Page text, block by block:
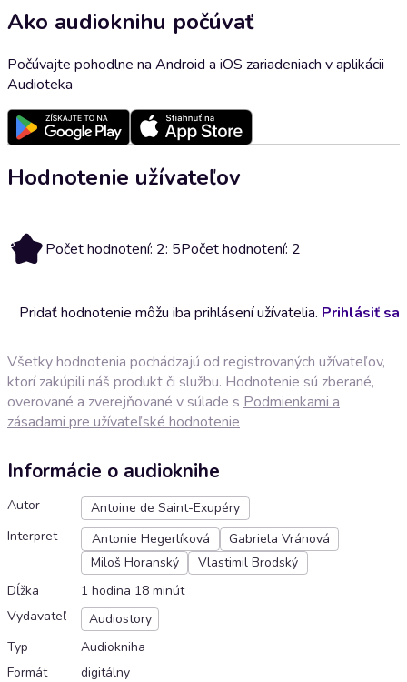
Ako audioknihu počúvať
Počúvajte pohodlne na Android a iOS zariadeniach v aplikácii
Audioteka
Hodnotenie užívateľov
5 Počet hodnotení: 2: 5Počet hodnotení: 2
Pridať hodnotenie môžu iba prihlásení užívatelia. Prihlásiť sa
Všetky hodnotenia pochádzajú od registrovaných užívateľov,
ktorí zakúpili náš produkt či službu. Hodnotenie sú zberané,
overované a zverejňované v súlade s Podmienkami a
zásadami pre užívateľské hodnotenie
Informácie o audioknihe
Autor
Antoine de Saint-Exupéry
Interpret
Antonie Hegerlíková
Gabriela Vránová
Miloš Horanský
Vlastimil Brodský
Dĺžka
1 hodina 18 minút
Vydavateľ
Audiostory
Typ
Audiokniha
Formát
digitálny